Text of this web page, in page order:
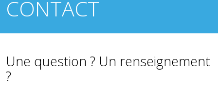
CONTACT
Une question ? Un renseignement
?